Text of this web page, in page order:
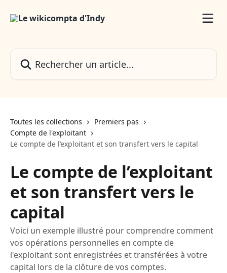
Toutes les collections
Premiers pas
Compte de l'exploitant
Le compte de l’exploitant et son transfert vers le capital
Le compte de l’exploitant
et son transfert vers le
capital
Voici un exemple illustré pour comprendre comment
vos opérations personnelles en compte de
l'exploitant sont enregistrées et transférées à votre
capital lors de la clôture de vos comptes.